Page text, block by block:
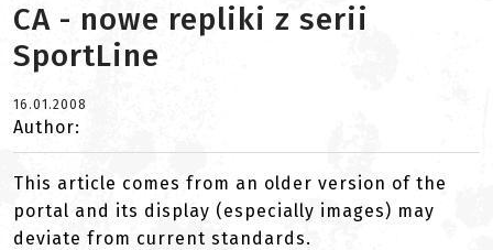
CA - nowe repliki z serii
SportLine
16.01.2008
Author:
This article comes from an older version of the
portal and its display (especially images) may
deviate from current standards.